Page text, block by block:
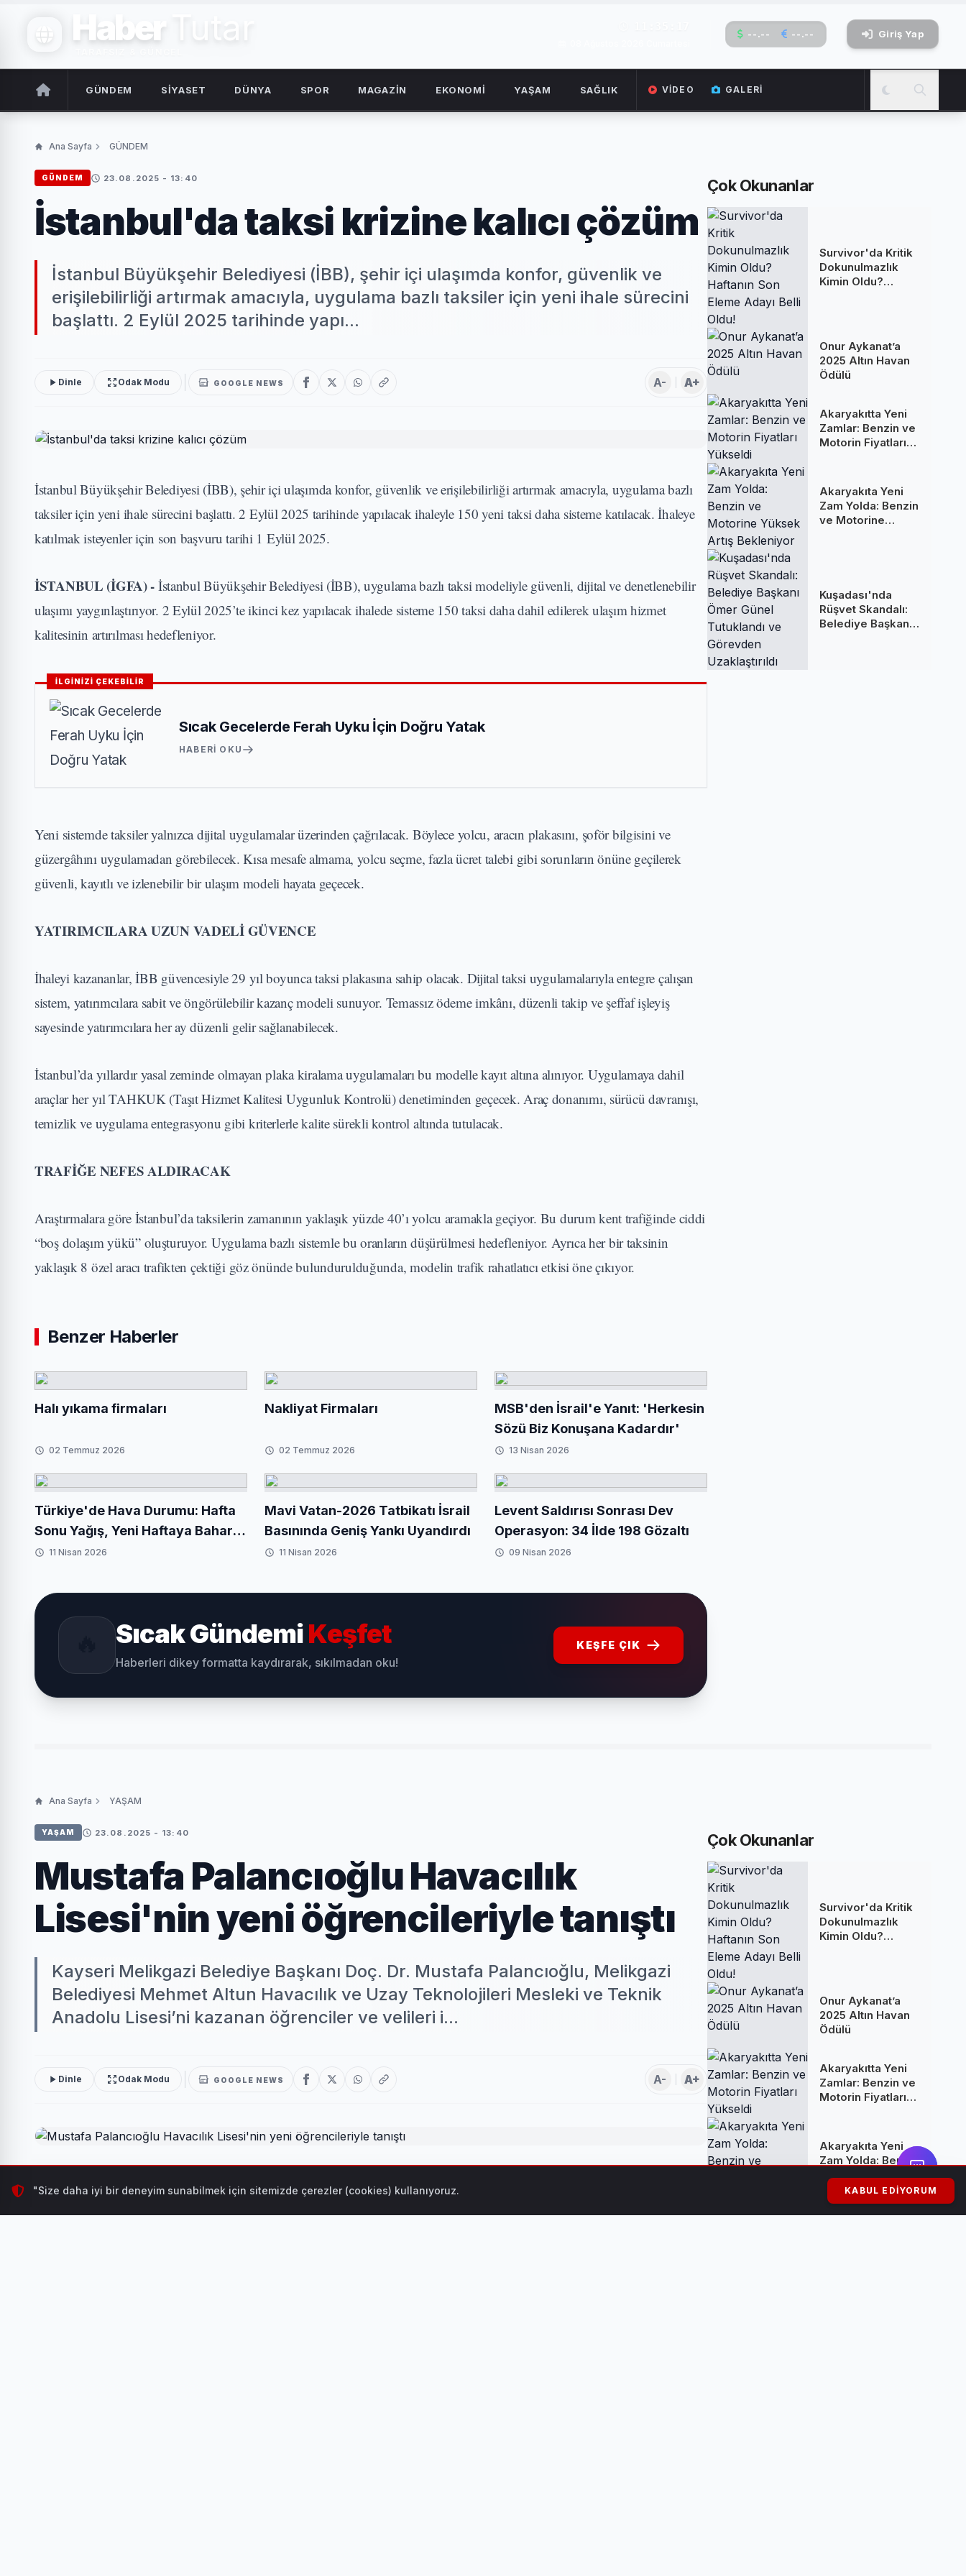
Haber Tutar --.-- --.-- Giriş Yap
GÜNDEM SİYASET DÜNYA SPOR MAGAZİN EKONOMİ YAŞAM SAĞLIK VIDEO GALERI
Ana Sayfa GÜNDEM
GÜNDEM 23.08.2025 - 13:40
İstanbul'da taksi krizine kalıcı çözüm
İstanbul Büyükşehir Belediyesi (İBB), şehir içi ulaşımda konfor, güvenlik ve
erişilebilirliği artırmak amacıyla, uygulama bazlı taksiler için yeni ihale sürecini
başlattı. 2 Eylül 2025 tarihinde yapı...
Dinle Odak Modu GOOGLE NEWS A- A+
İstanbul Büyükşehir Belediyesi (İBB), şehir içi ulaşımda konfor, güvenlik ve erişilebilirliği artırmak amacıyla, uygulama bazlı
taksiler için yeni ihale sürecini başlattı. 2 Eylül 2025 tarihinde yapılacak ihaleyle 150 yeni taksi daha sisteme katılacak. İhaleye
katılmak isteyenler için son başvuru tarihi 1 Eylül 2025.
İSTANBUL (İGFA) - İstanbul Büyükşehir Belediyesi (İBB), uygulama bazlı taksi modeliyle güvenli, dijital ve denetlenebilir
ulaşımı yaygınlaştırıyor. 2 Eylül 2025’te ikinci kez yapılacak ihalede sisteme 150 taksi daha dahil edilerek ulaşım hizmet
kalitesinin artırılması hedefleniyor.
İLGİNİZİ ÇEKEBİLİR
Sıcak Gecelerde Ferah Uyku İçin Doğru Yatak
HABERI OKU
Yeni sistemde taksiler yalnızca dijital uygulamalar üzerinden çağrılacak. Böylece yolcu, aracın plakasını, şoför bilgisini ve
güzergâhını uygulamadan görebilecek. Kısa mesafe almama, yolcu seçme, fazla ücret talebi gibi sorunların önüne geçilerek
güvenli, kayıtlı ve izlenebilir bir ulaşım modeli hayata geçecek.
YATIRIMCILARA UZUN VADELİ GÜVENCE
İhaleyi kazananlar, İBB güvencesiyle 29 yıl boyunca taksi plakasına sahip olacak. Dijital taksi uygulamalarıyla entegre çalışan
sistem, yatırımcılara sabit ve öngörülebilir kazanç modeli sunuyor. Temassız ödeme imkânı, düzenli takip ve şeffaf işleyiş
sayesinde yatırımcılara her ay düzenli gelir sağlanabilecek.
İstanbul’da yıllardır yasal zeminde olmayan plaka kiralama uygulamaları bu modelle kayıt altına alınıyor. Uygulamaya dahil
araçlar her yıl TAHKUK (Taşıt Hizmet Kalitesi Uygunluk Kontrolü) denetiminden geçecek. Araç donanımı, sürücü davranışı,
temizlik ve uygulama entegrasyonu gibi kriterlerle kalite sürekli kontrol altında tutulacak.
TRAFİĞE NEFES ALDIRACAK
Araştırmalara göre İstanbul’da taksilerin zamanının yaklaşık yüzde 40’ı yolcu aramakla geçiyor. Bu durum kent trafiğinde ciddi
“boş dolaşım yükü” oluşturuyor. Uygulama bazlı sistemle bu oranların düşürülmesi hedefleniyor. Ayrıca her bir taksinin
yaklaşık 8 özel aracı trafikten çektiği göz önünde bulundurulduğunda, modelin trafik rahatlatıcı etkisi öne çıkıyor.
Benzer Haberler
Halı yıkama firmaları
02 Temmuz 2026
Nakliyat Firmaları
02 Temmuz 2026
MSB'den İsrail'e Yanıt: 'Herkesin
Sözü Biz Konuşana Kadardır'
13 Nisan 2026
Türkiye'de Hava Durumu: Hafta
Sonu Yağış, Yeni Haftaya Baharla
Giriş11 Nisan 2026
Mavi Vatan-2026 Tatbikatı İsrail
Basınında Geniş Yankı Uyandırdı
11 Nisan 2026
Levent Saldırısı Sonrası Dev
Operasyon: 34 İlde 198 Gözaltı
09 Nisan 2026
Sıcak GündemiKeşfet
Haberleri dikey formatta kaydırarak, sıkılmadan oku!
KEŞFE ÇIK
Çok Okunanlar
Survivor'da Kritik
Dokunulmazlık
Kimin Oldu?
Onur Aykanat’a
2025 Altın Havan
Ödülü
Akaryakıtta Yeni
Zamlar: Benzin ve
Motorin Fiyatları
Akaryakıta Yeni
Zam Yolda: Benzin
ve Motorine
Kuşadası'nda
Rüşvet Skandalı:
Belediye Başkanı
Ana Sayfa YAŞAM
YAŞAM 23.08.2025 - 13:40
Mustafa Palancıoğlu Havacılık
Lisesi'nin yeni öğrencileriyle tanıştı
Kayseri Melikgazi Belediye Başkanı Doç. Dr. Mustafa Palancıoğlu, Melikgazi
Belediyesi Mehmet Altun Havacılık ve Uzay Teknolojileri Mesleki ve Teknik
Anadolu Lisesi’ni kazanan öğrenciler ve velileri i...
Dinle Odak Modu GOOGLE NEWS A- A+
Kayseri Melikgazi Belediye Başkanı Doç. Dr. Mustafa Palancıoğlu, Melikgazi Belediyesi Mehmet Altun Havacılık ve Uzay
Teknolojileri Mesleki ve Teknik Anadolu Lisesi’ni kazanan öğrenciler ve velileri ile bir araya gelerek, okul hakkında detaylı
Çok Okunanlar
Survivor'da Kritik
Dokunulmazlık
Kimin Oldu?
Onur Aykanat’a
2025 Altın Havan
Ödülü
Akaryakıtta Yeni
Zamlar: Benzin ve
Motorin Fiyatları
Akaryakıta Yeni
Zam Yolda: Benzin
ve Motorine
Yüksek Artış
Bekleniyor
"Size daha iyi bir deneyim sunabilmek için sitemizde çerezler (cookies) kullanıyoruz. KABUL EDIYORUM